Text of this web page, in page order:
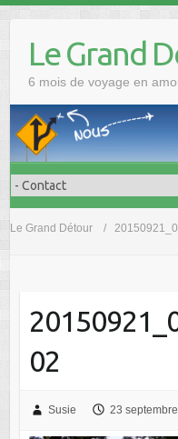
Le Grand
6 mois de voyage en
Le Grand Détour
02
Susie 23